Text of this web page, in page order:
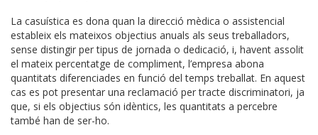
La casuística es dona quan la direcció mèdica o assistencial
estableix els mateixos objectius anuals als seus treballadors,
sense distingir per tipus de jornada o dedicació, i, havent assolit
el mateix percentatge de compliment, l’empresa abona
quantitats diferenciades en funció del temps treballat. En aquest
cas es pot presentar una reclamació per tracte discriminatori, ja
que, si els objectius són idèntics, les quantitats a percebre
també han de ser-ho.